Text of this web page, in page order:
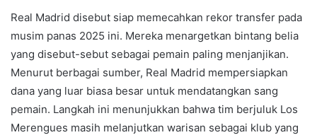
Real Madrid disebut siap memecahkan rekor transfer pada
musim panas 2025 ini. Mereka menargetkan bintang belia
yang disebut-sebut sebagai pemain paling menjanjikan.
Menurut berbagai sumber, Real Madrid mempersiapkan
dana yang luar biasa besar untuk mendatangkan sang
pemain. Langkah ini menunjukkan bahwa tim berjuluk Los
Merengues masih melanjutkan warisan sebagai klub yang